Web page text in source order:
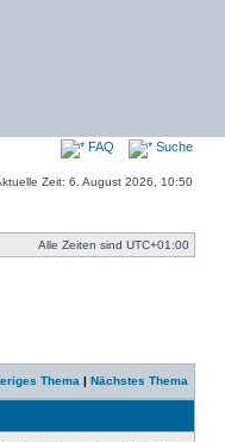
FAQ Suche
Zeit: 6. August 2026, 10:50
Alle Zeiten sind UTC+01:00
Thema | Nächstes Thema